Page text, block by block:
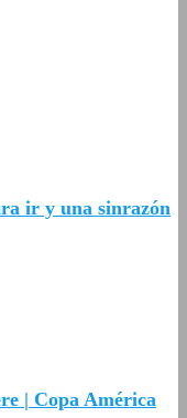
ir y una sinrazón
| Copa América